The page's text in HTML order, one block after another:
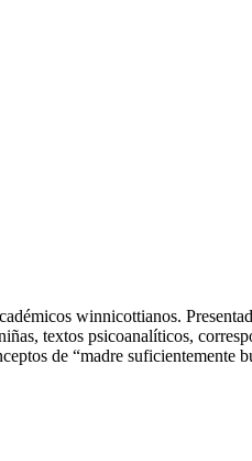
winnicottianos.
textos psicoanalíticos,
de “madre suficientemente